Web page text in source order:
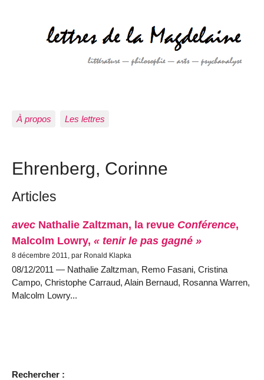
À propos Les lettres
Ehrenberg, Corinne
Articles
avec Nathalie Zaltzman, la revue Conférence,
Malcolm Lowry, « tenir le pas gagné »
8 décembre 2011, par Ronald Klapka
08/12/2011 — Nathalie Zaltzman, Remo Fasani, Cristina
Campo, Christophe Carraud, Alain Bernaud, Rosanna Warren,
Malcolm Lowry...
Rechercher :